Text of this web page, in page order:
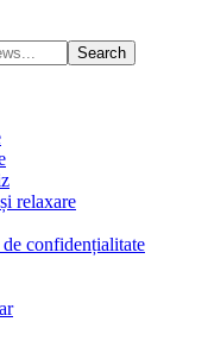
relaxare
confidențialitate